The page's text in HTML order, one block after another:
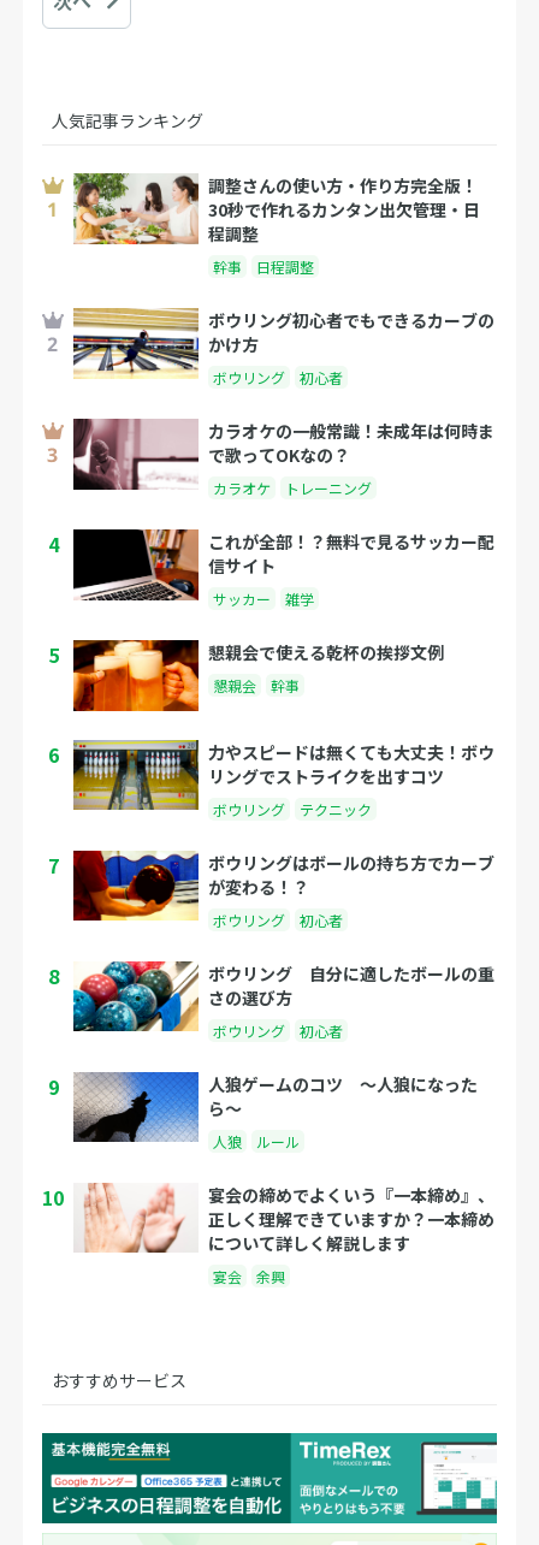
人気記事ランキング
調整さんの使い方・作り方完全版！
30秒で作れるカンタン出欠管理・日
程調整
幹事 日程調整
ボウリング初心者でもできるカーブの
かけ方
ボウリング 初心者
カラオケの一般常識！未成年は何時ま
で歌ってOKなの？
カラオケ トレーニング
4
これが全部！？無料で見るサッカー配
信サイト
サッカー 雑学
5 懇親会で使える乾杯の挨拶文例
懇親会 幹事
6
力やスピードは無くても大丈夫！ボウ
リングでストライクを出すコツ
ボウリング テクニック
7
ボウリングはボールの持ち方でカーブ
が変わる！？
ボウリング 初心者
8
ボウリング 自分に適したボールの重
さの選び方
ボウリング 初心者
9
人狼ゲームのコツ 〜人狼になった
ら〜
人狼 ルール
10
宴会の締めでよくいう『一本締め』、
正しく理解できていますか？一本締め
について詳しく解説します
宴会 余興
おすすめサービス